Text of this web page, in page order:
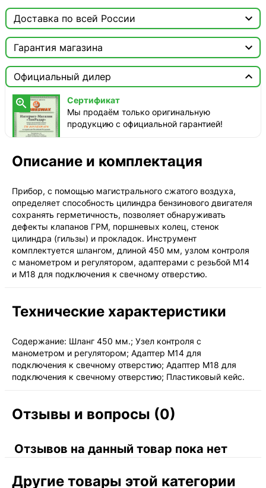
Доставка по всей России 

сегодня, бесплатно
ТопРадар — Самовывоз
сегодня, бесплатно
наб. Бережковская, д. 20, стр. 19
1-3 дня, от 385 ₽
1-3 дня, от 385 ₽
Гарантия магазина

Сертификат
Мы продаём только оригинальную продукцию с
официальной гарантией!
Официальный дилер


Сертификат
Мы продаём только оригинальную
продукцию с официальной гарантией!
Описание и комплектация
Прибор, с помощью магистрального сжатого воздуха,
определяет способность цилиндра бензинового двигателя
сохранять герметичность, позволяет обнаруживать
дефекты клапанов ГРМ, поршневых колец, стенок
цилиндра (гильзы) и прокладок. Инструмент
комплектуется шлангом, длиной 450 мм, узлом контроля
с манометром и регулятором, адаптерами с резьбой М14
и М18 для подключения к свечному отверстию.
Технические характеристики
Содержание: Шланг 450 мм.; Узел контроля с
манометром и регулятором; Адаптер М14 для
подключения к свечному отверстию; Адаптер М18 для
подключения к свечному отверстию; Пластиковый кейс.
Отзывы и вопросы (0)
Отзывов на данный товар пока нет
Другие товары этой категории